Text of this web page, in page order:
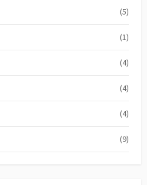
(5)
(1)
(4)
(4)
(4)
(9)